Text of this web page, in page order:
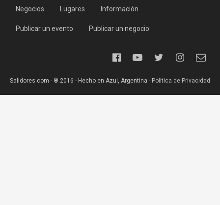
Negocios Lugares Información
Publicar un evento Publicar un negocio
Salidores.com - ® 2016 - Hecho en Azul, Argentina - Política de Privacidad